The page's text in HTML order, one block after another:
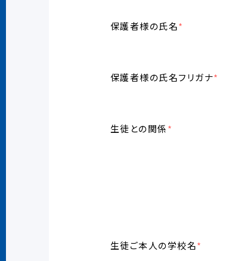
保護者様の氏名*
保護者様の氏名フリガナ*
生徒との関係*
生徒ご本人の学校名*